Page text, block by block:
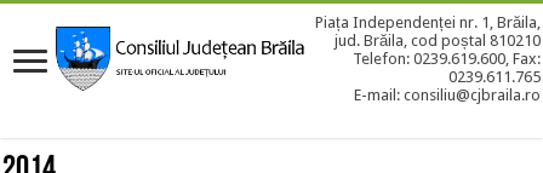
Piața Independenței nr. 1, Brăila,
jud. Brăila, cod poștal 810210
Telefon: 0239.619.600, Fax:
0239.611.765
E-mail: consiliu@cjbraila.ro